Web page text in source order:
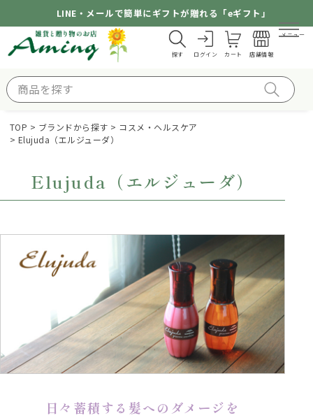
LINE・メールで簡単にギフトが贈れる「eギフト」
探す ログイン カート 店舗情報
メニュー
TOP ブランドから探す
コスメ・ヘルスケア
Elujuda（エルジューダ）
Elujuda（エルジューダ）
日々蓄積する髪へのダメージを